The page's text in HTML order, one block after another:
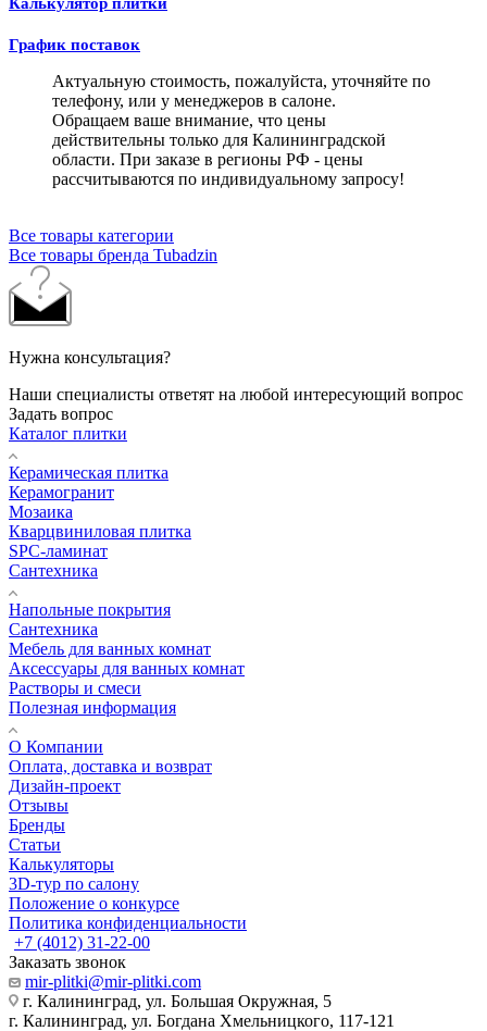
График поставок
Актуальную стоимость, пожалуйста, уточняйте по
телефону, или у менеджеров в салоне.
Обращаем ваше внимание, что цены
действительны только для Калининградской
области. При заказе в регионы РФ - цены
рассчитываются по индивидуальному запросу!
Все товары категории
Все товары бренда Tubadzin
Нужна консультация?
Наши специалисты ответят на любой интересующий вопрос
Задать вопрос
Каталог плитки
Керамическая плитка
Керамогранит
Мозаика
Кварцвиниловая плитка
SPC-ламинат
Сантехника
Напольные покрытия
Сантехника
Мебель для ванных комнат
Аксессуары для ванных комнат
Растворы и смеси
Полезная информация
О Компании
Оплата, доставка и возврат
Дизайн-проект
Отзывы
Бренды
Статьи
Калькуляторы
3D-тур по салону
Положение о конкурсе
Политика конфиденциальности
+7 (4012) 31-22-00
Заказать звонок
mir-plitki@mir-plitki.com
г. Калининград, ул. Большая Окружная, 5
г. Калининград, ул. Богдана Хмельницкого, 117-121